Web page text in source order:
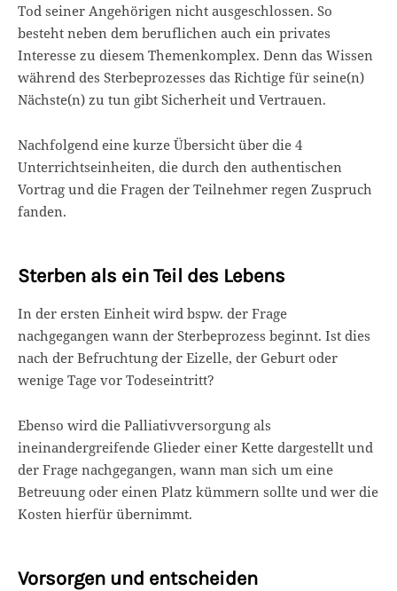
Tod seiner Angehörigen nicht ausgeschlossen. So
besteht neben dem beruflichen auch ein privates
Interesse zu diesem Themenkomplex. Denn das Wissen
während des Sterbeprozesses das Richtige für seine(n)
Nächste(n) zu tun gibt Sicherheit und Vertrauen.
Nachfolgend eine kurze Übersicht über die 4
Unterrichtseinheiten, die durch den authentischen
Vortrag und die Fragen der Teilnehmer regen Zuspruch
fanden.
Sterben als ein Teil des Lebens
In der ersten Einheit wird bspw. der Frage
nachgegangen wann der Sterbeprozess beginnt. Ist dies
nach der Befruchtung der Eizelle, der Geburt oder
wenige Tage vor Todeseintritt?
Ebenso wird die Palliativversorgung als
ineinandergreifende Glieder einer Kette dargestellt und
der Frage nachgegangen, wann man sich um eine
Betreuung oder einen Platz kümmern sollte und wer die
Kosten hierfür übernimmt.
Vorsorgen und entscheiden